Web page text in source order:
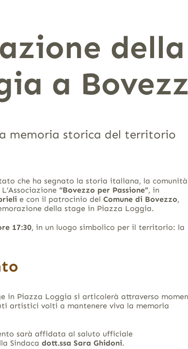
a
memoria storica del territorio
che ha segnato la storia italiana, la
“Bovezzo per Passione”, in
e con il patrocinio del Comune di Bovezzo,
della stage in Piazza Loggia.
17:30, in un luogo simbolico per il territorio: la
in Piazza Loggia si articolerà attraverso
artistici volti a mantenere viva la memoria
sarà affidata al saluto ufficiale
Sindaca dott.ssa Sara Ghidoni.